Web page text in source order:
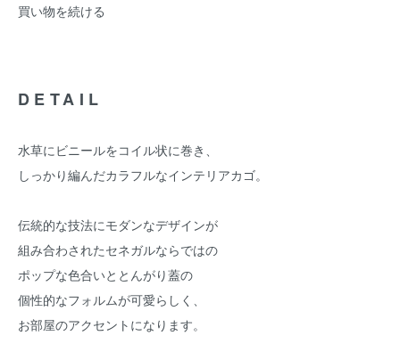
買い物を続ける
DETAIL
水草にビニールをコイル状に巻き、
しっかり編んだカラフルなインテリアカゴ。
伝統的な技法にモダンなデザインが
組み合わされたセネガルならではの
ポップな色合いととんがり蓋の
個性的なフォルムが可愛らしく、
お部屋のアクセントになります。